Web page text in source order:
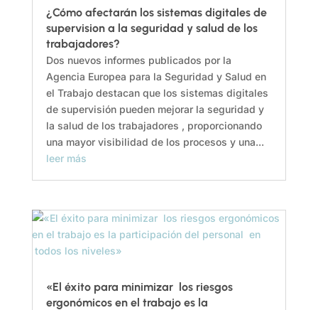
¿Cómo afectarán los sistemas digitales de
supervision a la seguridad y salud de los
trabajadores?
Dos nuevos informes publicados por la
Agencia Europea para la Seguridad y Salud en
el Trabajo destacan que los sistemas digitales
de supervisión pueden mejorar la seguridad y
la salud de los trabajadores , proporcionando
una mayor visibilidad de los procesos y una...
leer más
«El éxito para minimizar los riesgos
ergonómicos en el trabajo es la